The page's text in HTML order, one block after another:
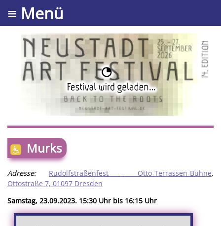
≡ Menü
Murks
Adresse: Rudolfstraßenfest – Otto-Terrassen-Bühne,
Ottostraße 7, 01097 Dresden
Samstag, 23.09.2023. 15:30 Uhr bis 16:15 Uhr